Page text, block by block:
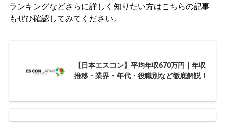
ランキングなどさらに詳しく知りたい方はこちらの記事
もぜひ確認してみてください。
【日本エスコン】平均年収670万円｜年収
推移・業界・年代・役職別など徹底解説！